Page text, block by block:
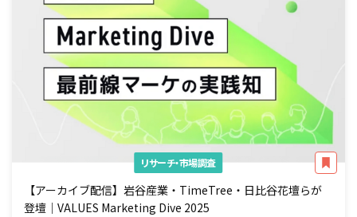
リサーチ・市場調査
【アーカイブ配信】岩谷産業・TimeTree・日比谷花壇らが
登壇｜VALUES Marketing Dive 2025